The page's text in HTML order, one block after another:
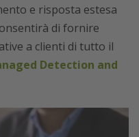
e risposta estesa
di fornire
a clienti di tutto il
Detection and